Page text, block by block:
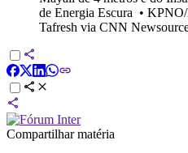
de Energia Escura •
Tafresh via CNN
Compartilhar matéria